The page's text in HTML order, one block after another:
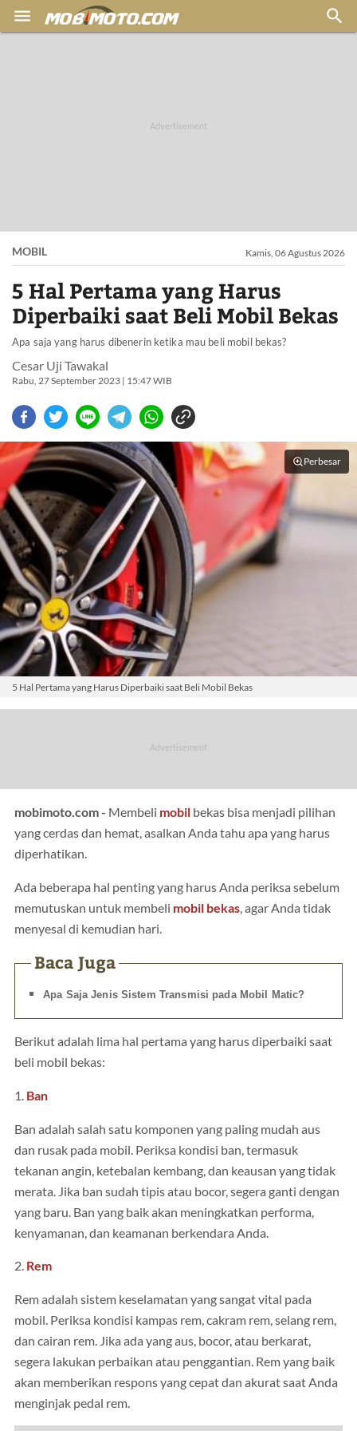
 
MOBIL Kamis, 06 Agustus 2026
5 Hal Pertama yang Harus
Diperbaiki saat Beli Mobil Bekas
Apa saja yang harus dibenerin ketika mau beli mobil bekas?
Cesar Uji Tawakal
Rabu, 27 September 2023 | 15:47 WIB
Perbesar
5 Hal Pertama yang Harus Diperbaiki saat Beli Mobil Bekas
mobimoto.com - Membeli mobil bekas bisa menjadi pilihan
yang cerdas dan hemat, asalkan Anda tahu apa yang harus
diperhatikan.
Ada beberapa hal penting yang harus Anda periksa sebelum
memutuskan untuk membeli mobil bekas , agar Anda tidak
menyesal di kemudian hari.
Baca Juga
Apa Saja Jenis Sistem Transmisi pada Mobil Matic?
Berikut adalah lima hal pertama yang harus diperbaiki saat
beli mobil bekas:
1. Ban
Ban adalah salah satu komponen yang paling mudah aus
dan rusak pada mobil. Periksa kondisi ban, termasuk
tekanan angin, ketebalan kembang, dan keausan yang tidak
merata. Jika ban sudah tipis atau bocor, segera ganti dengan
yang baru. Ban yang baik akan meningkatkan performa,
kenyamanan, dan keamanan berkendara Anda.
2. Rem
Rem adalah sistem keselamatan yang sangat vital pada
mobil. Periksa kondisi kampas rem, cakram rem, selang rem,
dan cairan rem. Jika ada yang aus, bocor, atau berkarat,
segera lakukan perbaikan atau penggantian. Rem yang baik
akan memberikan respons yang cepat dan akurat saat Anda
menginjak pedal rem.